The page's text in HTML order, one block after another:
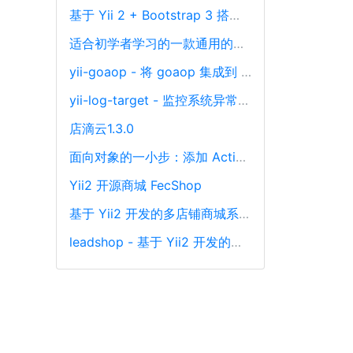
基于 Yii 2 + Bootstrap 3 搭建一套后台管理系统 CMF
适合初学者学习的一款通用的管理后台
yii-goaop - 将 goaop 集成到 Yii，在 Yii 中优雅的面向切面编程
yii-log-target - 监控系统异常且多渠道发送异常信息通知
店滴云1.3.0
面向对象的一小步：添加 ActiveRecord 的 Scope 功能
Yii2 开源商城 FecShop
基于 Yii2 开发的多店铺商城系统，免费开源 + 适合二开
leadshop - 基于 Yii2 开发的一款免费开源且支持商业使用的商城管理系统